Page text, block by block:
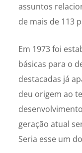
assuntos
de mais de 113
Em 1973 foi
básicas para o
destacadas já
deu origem ao
geração atual
Seria esse um